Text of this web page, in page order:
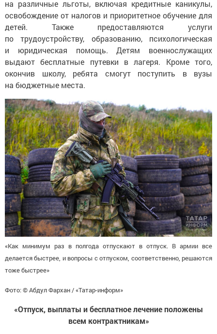
на различные льготы, включая кредитные каникулы,
освобождение от налогов и приоритетное обучение для
детей. Также предоставляются услуги
по трудоустройству, образованию, психологическая
и юридическая помощь. Детям военнослужащих
выдают бесплатные путевки в лагеря. Кроме того,
окончив школу, ребята смогут поступить в вузы
на бюджетные места.
«Как минимум раз в полгода отпускают в отпуск. В армии все
делается быстрее, и вопросы с отпуском, соответственно, решаются
тоже быстрее»
Фото: © Абдул Фархан / «Татар-информ»
«Отпуск, выплаты и бесплатное лечение положены
всем контрактникам»